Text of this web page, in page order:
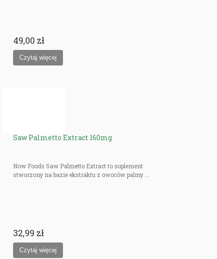
49,00 zł
Saw Palmetto Extract 160mg
Now Foods Saw Palmetto Extract to suplement
stworzony na bazie ekstraktu z owoców palmy ...
32,99 zł